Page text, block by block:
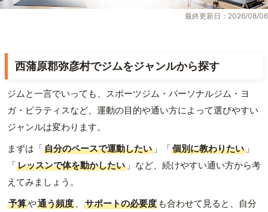
最終更新日：2026/08/06
西蒲原郡弥彦村でジムをジャンルから探す
ジムと一言でいっても、スポーツジム・パーソナルジム・ヨ
ガ・ピラティスなど、運動の目的や通い方によって選びやすい
ジャンルは変わります。
まずは「自分のペースで運動したい 」「個別に教わりたい 」
「レッスンで体を動かしたい 」など、続けやすい通い方から考
えてみましょう。
予算や通う頻度 、 サポートの必要度 も合わせて見ると、自分